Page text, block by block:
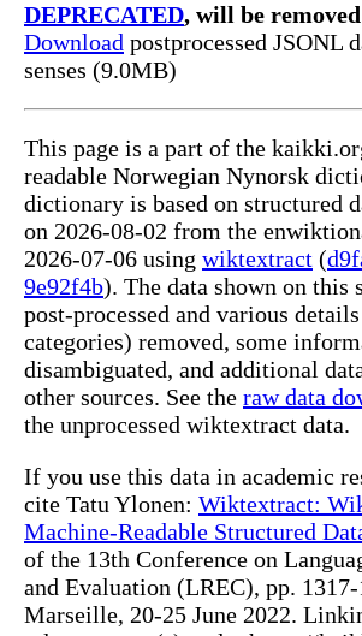
DEPRECATED, will be
Download postprocessed JSONL
senses (9.0MB)
This page is a part of the
readable Norwegian Nynorsk
dictionary is based on structured
on 2026-08-02 from the
2026-07-06 using wiktextract (
9e92f4b). The data shown on this
post-processed and various
categories) removed, some
disambiguated, and additional
other sources. See the raw data
the unprocessed wiktextract data.
If you use this data in academic
cite Tatu Ylonen: Wiktextract:
Machine-Readable Structured
of the 13th Conference on
and Evaluation (LREC), pp. 1317-
Marseille, 20-25 June 2022.